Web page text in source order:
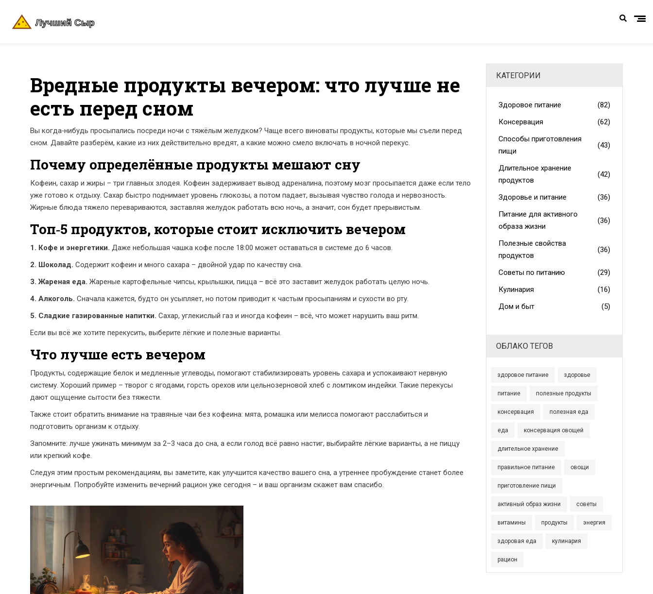
Вредные продукты вечером: что лучше не
есть перед сном
Вы когда‑нибудь просыпались посреди ночи с тяжёлым желудком? Чаще всего виноваты продукты, которые мы съели перед
сном. Давайте разберём, какие из них действительно вредят, а какие можно смело включать в ночной перекус.
Почему определённые продукты мешают сну
Кофеин, сахар и жиры – три главных злодея. Кофеин задерживает вывод адреналина, поэтому мозг просыпается даже если тело
уже готово к отдыху. Сахар быстро поднимает уровень глюкозы, а потом падает, вызывая чувство голода и нервозность.
Жирные блюда тяжело перевариваются, заставляя желудок работать всю ночь, а значит, сон будет прерывистым.
Топ‑5 продуктов, которые стоит исключить вечером
1. Кофе и энергетики. Даже небольшая чашка кофе после 18:00 может оставаться в системе до 6 часов.
2. Шоколад. Содержит кофеин и много сахара – двойной удар по качеству сна.
3. Жареная еда. Жареные картофельные чипсы, крылышки, пицца – всё это заставит желудок работать целую ночь.
4. Алкоголь. Сначала кажется, будто он усыпляет, но потом приводит к частым просыпаниям и сухости во рту.
5. Сладкие газированные напитки. Сахар, углекислый газ и иногда кофеин – всё, что может нарушить ваш ритм.
Если вы всё же хотите перекусить, выберите лёгкие и полезные варианты.
Что лучше есть вечером
Продукты, содержащие белок и медленные углеводы, помогают стабилизировать уровень сахара и успокаивают нервную
систему. Хороший пример – творог с ягодами, горсть орехов или цельнозерновой хлеб с ломтиком индейки. Такие перекусы
дают ощущение сытости без тяжести.
Также стоит обратить внимание на травяные чаи без кофеина: мята, ромашка или мелисса помогают расслабиться и
подготовить организм к отдыху.
Запомните: лучше ужинать минимум за 2–3 часа до сна, а если голод всё равно настиг, выбирайте лёгкие варианты, а не пиццу
или крепкий кофе.
Следуя этим простым рекомендациям, вы заметите, как улучшится качество вашего сна, а утреннее пробуждение станет более
энергичным. Попробуйте изменить вечерний рацион уже сегодня – и ваш организм скажет вам спасибо.
КАТЕГОРИИ
Здоровое питание
(82)
Консервация
(62)
Способы приготовления
пищи
(43)
Длительное хранение
продуктов
(42)
Здоровье и питание
(36)
Питание для активного
образа жизни
(36)
Полезные свойства
продуктов
(36)
Советы по питанию
(29)
Кулинария
(16)
Дом и быт
(5)
ОБЛАКО ТЕГОВ
здоровое питание здоровье
питание полезные продукты
консервация полезная еда
еда консервация овощей
длительное хранение
правильное питание овощи
приготовление пищи
активный образ жизни советы
витамины продукты энергия
здоровая еда кулинария
рацион